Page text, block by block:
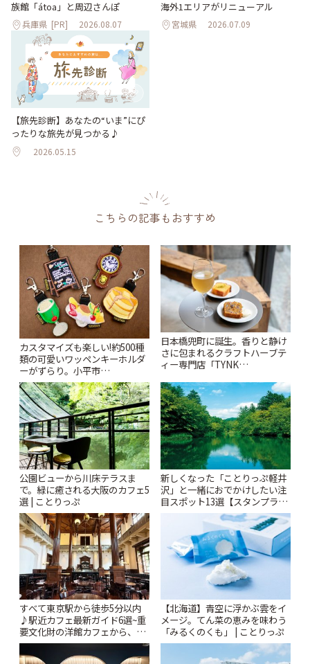
族館「átoa」と周辺さんぽ
兵庫県 [PR] 2026.08.07
海外1エリアがリニューアル
宮城県 2026.07.09
【旅先診断】あなたの“いま”にぴ
ったりな旅先が見つかる♪
2026.05.15
こちらの記事もおすすめ
カスタマイズも楽しい!約500種
類の可愛いワッペンキーホルダ
ーがずらり。小平市
「Kimamaya T&K」 | ことりっ
ぷ
日本橋兜町に誕生。香りと静け
さに包まれるクラフトハーブテ
ィー専門店「TYNK
公園ビューから川床テラスま
で。緑に癒される大阪のカフェ5
選 | ことりっぷ
新しくなった「ことりっぷ軽井
沢」と一緒におでかけしたい注
目スポット13選【スタンプラリ
ー開催中】 | ことりっぷ
すべて東京駅から徒歩5分以内
♪駅近カフェ最新ガイド6選~重
要文化財の洋館カフェから、改
札すぐのレトロ喫茶まで~ | こと
りっぷ
【北海道】青空に浮かぶ雲をイ
メージ。てん菜の恵みを味わう
「みるくのくも」 | ことりっぷ